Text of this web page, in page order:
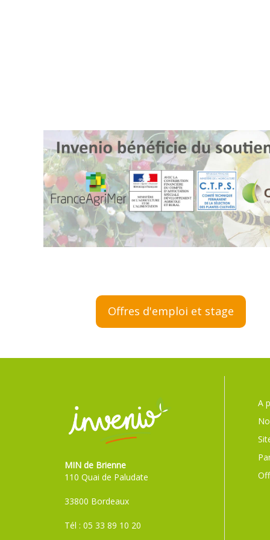
Offres d'emploi et stage
MIN de Brienne
110 Quai de Paludate
33800 Bordeaux
Tél : 05 33 89 10 20
A